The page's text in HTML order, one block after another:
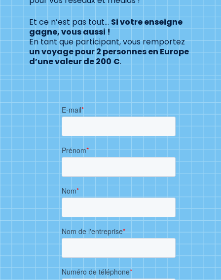
Et ce n’est pas tout… Si votre enseigne
gagne, vous aussi !
En tant que participant, vous remportez
un voyage pour 2 personnes en Europe
d’une valeur de 200 €.